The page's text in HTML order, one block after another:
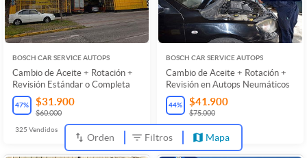
BOSCH CAR SERVICE AUTOPS
Cambio de Aceite + Rotación +
Revisión Estándar o Completa
47% $31.900
$60.000
325 Vendidos
BOSCH CAR SERVICE AUTOPS
Cambio de Aceite + Rotación +
Revisión en Autops Neumáticos
44% $41.900
$75.000
Vendidos
Orden Filtros Mapa